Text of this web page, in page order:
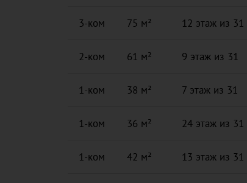
3-ком 75 м² 12 этаж из 31
2-ком 61 м² 9 этаж из 31
1-ком 38 м² 7 этаж из 31
1-ком 36 м² 24 этаж из 31
1-ком 42 м² 13 этаж из 31